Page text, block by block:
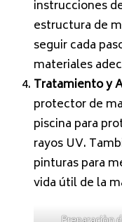
instrucciones
estructura de
seguir cada
materiales
Tratamiento y
protector de
piscina para
rayos UV.
pinturas para
vida útil de la